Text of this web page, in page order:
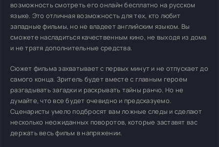
возможность смотреть его онлайн бесплатно на русском
языке. Это отличная возможность для тех, кто любит
западные фильмы, но не владеет английским языком. Вы
сможете насладиться качественным кино, не выходя из дома
и не тратя дополнительные средства.
Сюжет фильма захватывает с первых минут и не отпускает до
самого конца. Зритель будет вместе с главным героем
разгадывать загадки и раскрывать тайны ранчо. Но не
думайте, что все будет очевидно и предсказуемо.
Сценаристы умело подбросят вам ложные следы и сделают
несколько неожиданных поворотов, которые заставят вас
держать весь фильм в напряжении.